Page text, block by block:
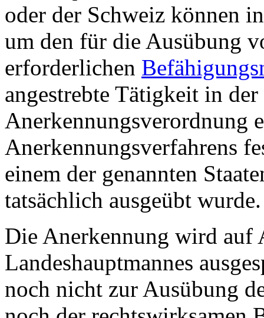
oder der Schweiz können
um den für die Ausübung
erforderlichen
angestrebte Tätigkeit in der
Anerkennungsverordnung
Anerkennungsverfahrens
einem der genannten
tatsächlich ausgeübt wurde.
Die Anerkennung wird auf
Landeshauptmannes
noch nicht zur Ausübung